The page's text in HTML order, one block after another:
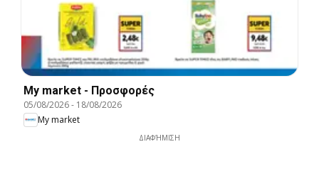
My market - Προσφορές
05/08/2026- 18/08/2026
My market
ΔΙΑΦΉΜΙΣΗ